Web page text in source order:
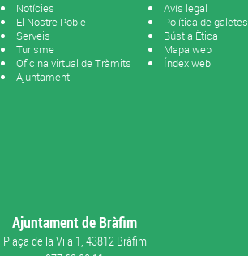
Notícies
El Nostre Poble
Serveis
Turisme
Oficina virtual de Tràmits
Ajuntament
Avís legal
Política de galetes
Bústia Ètica
Mapa web
Índex web
Ajuntament de Bràfim
Plaça de la Vila 1, 43812 Bràfim